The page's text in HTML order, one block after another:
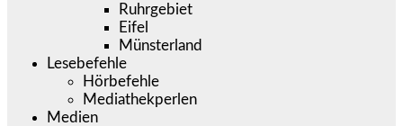
Ruhrgebiet
Eifel
Münsterland
Lesebefehle
Hörbefehle
Mediathekperlen
Medien